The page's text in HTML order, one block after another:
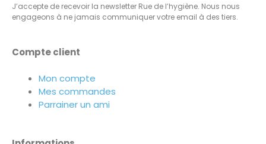
J’accepte de recevoir la newsletter Rue de l’hygiène. Nous nous
engageons à ne jamais communiquer votre email à des tiers.
Compte client
Mon compte
Mes commandes
Parrainer un ami